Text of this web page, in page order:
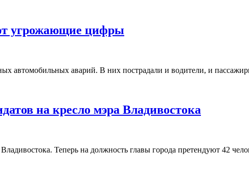
угрожающие цифры
автомобильных аварий. В них пострадали и водители, и
на кресло мэра Владивостока
Теперь на должность главы города претендуют 42